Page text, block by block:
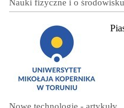
Nauki fizyczne i o
Nowe technologie - artykuły